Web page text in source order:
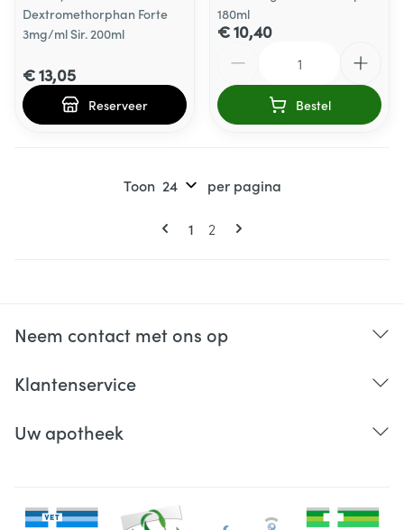
Dextromethorphan Forte
3mg/ml Sir. 200ml
€ 13,05
Reserveer
180ml
€ 10,40
Bestel
Pagina's
U lees momenteel pagina
1 Pagina
2
Toon per pagina
Neem contact met ons op
Klantenservice
Uw apotheek